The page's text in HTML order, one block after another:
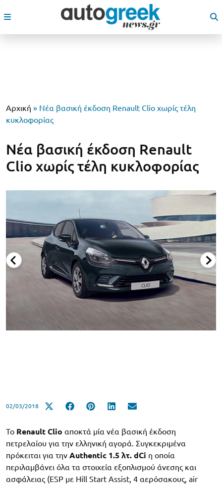
Αρχική » Νέα βασική έκδοση Renault Clio χωρίς τέλη
κυκλοφορίας
Νέα βασική έκδοση Renault
Clio χωρίς τέλη κυκλοφορίας
02/03/2018
Το Renault Clio αποκτά μία νέα βασική έκδοση
πετρελαίου για την ελληνική αγορά. Συγκεκριμένα
πρόκειται για την Authentic 1.5 λτ. dCi η οποία
περιλαμβάνει όλα τα στοιχεία εξοπλισμού άνεσης και
ασφάλειας (ESP με Hill Start Assist, 4 αερόσακους, air